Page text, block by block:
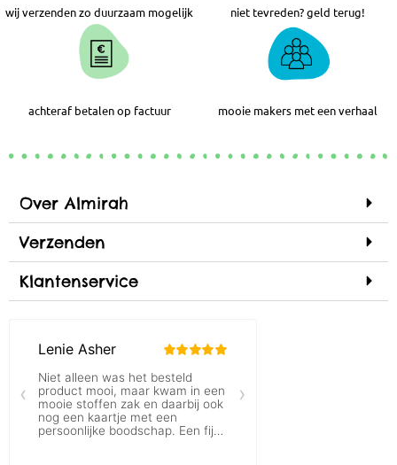
wij verzenden zo duurzaam mogelijk niet tevreden? geld terug!
achteraf betalen op factuur mooie makers met een verhaal
Over Almirah
Verzenden
Klantenservice